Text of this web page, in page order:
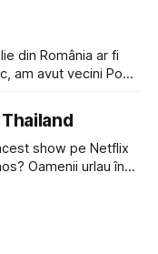
duo era cam
din România ar fi
am avut vecini Popa
de popă că ar
show pe Netflix
Oamenii urlau în
zis pas. Apoi ceva,